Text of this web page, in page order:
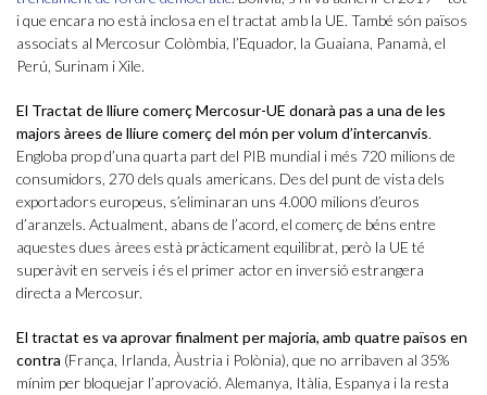
i que encara no està inclosa en el tractat amb la UE. També són països
associats al Mercosur Colòmbia, l’Equador, la Guaiana, Panamà, el
Perú, Surinam i Xile.
El Tractat de lliure comerç Mercosur-UE donarà pas a una de les
majors àrees de lliure comerç del món per volum d’intercanvis.
Engloba prop d’una quarta part del PIB mundial i més 720 milions de
consumidors, 270 dels quals americans. Des del punt de vista dels
exportadors europeus, s’eliminaran uns 4.000 milions d’euros
d’aranzels. Actualment, abans de l’acord, el comerç de béns entre
aquestes dues àrees està pràcticament equilibrat, però la UE té
superàvit en serveis i és el primer actor en inversió estrangera
directa a Mercosur.
El tractat es va aprovar finalment per majoria, amb quatre països en
contra (França, Irlanda, Àustria i Polònia), que no arribaven al 35%
mínim per bloquejar l’aprovació. Alemanya, Itàlia, Espanya i la resta